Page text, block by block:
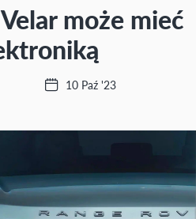
może mieć
10 Paź '23